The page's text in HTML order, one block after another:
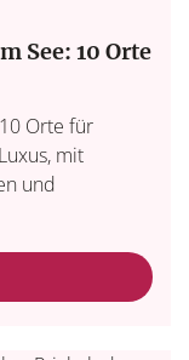
See: 10 Orte
Orte für
mit
und